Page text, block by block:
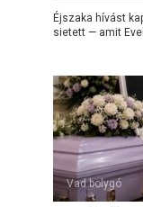
Éjszaka hívást
sietett — amit
Vad bolygó